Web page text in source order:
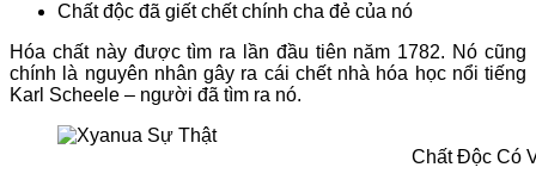
Chất độc đã giết chết chính cha đẻ của nó
Hóa chất này được tìm ra lần đầu tiên năm 1782. Nó cũng
chính là nguyên nhân gây ra cái chết nhà hóa học nổi tiếng
Karl Scheele – người đã tìm ra nó.
Chất Độc Có